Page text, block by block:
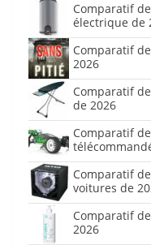
Comparatif
électrique de
Comparatif
2026
Comparatif
de 2026
Comparatif
Comparatif
voitures de
Comparatif
2026